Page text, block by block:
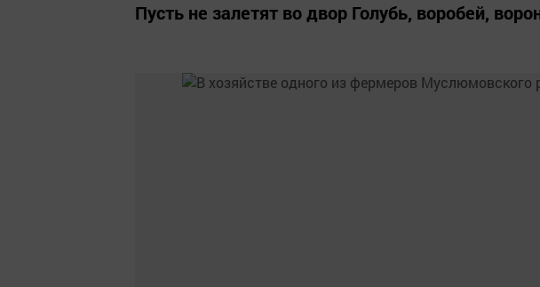
Пусть не залетят во двор Голубь, воробей,